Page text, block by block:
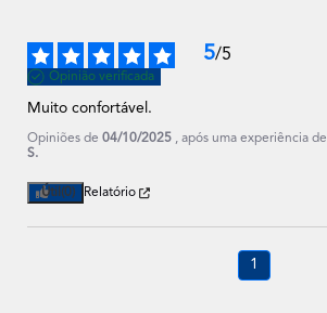
5/5
Opinião verificada
Muito confortável.
Opiniões de 04/10/2025 , após uma experiência de
S.
Útil (0) Relatório
1